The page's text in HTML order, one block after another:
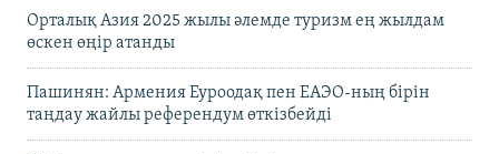
Орталық Азия 2025 жылы әлемде туризм ең жылдам
өскен өңір атанды
Пашинян: Армения Еуроодақ пен ЕАЭО-ның бірін
таңдау жайлы референдум өткізбейді